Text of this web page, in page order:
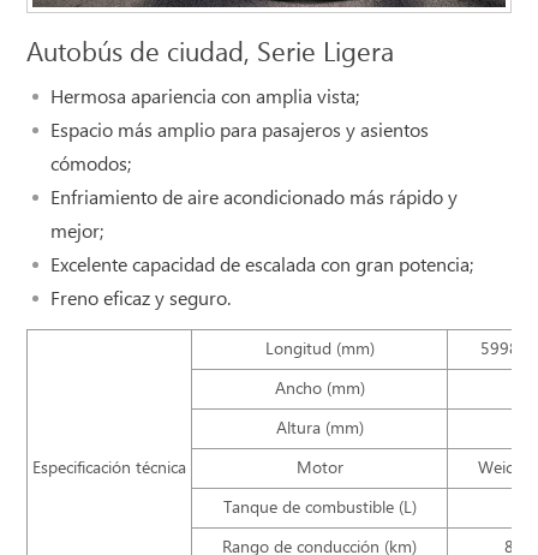
Autobús de ciudad, Serie Ligera
Hermosa apariencia con amplia vista;
Espacio más amplio para pasajeros y asientos
cómodos;
Enfriamiento de aire acondicionado más rápido y
mejor;
Excelente capacidad de escalada con gran potencia;
Freno eficaz y seguro.
Especificación técnica
Longitud (mm)
5998/
Ancho (mm)
Altura (mm)
Motor
Tanque de combustible (L)
Rango de conducción (km)